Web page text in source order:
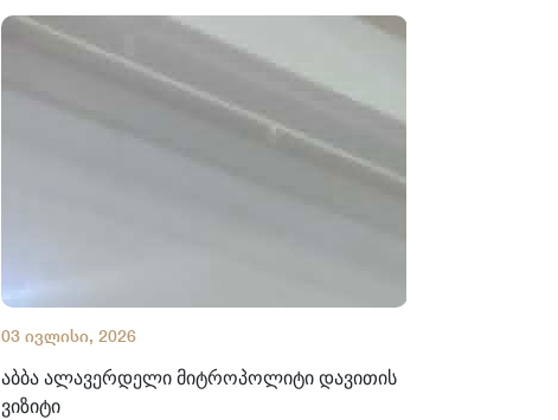
03 ივლისი, 2026
აბბა ალავერდელი მიტროპოლიტი დავითის
ვიზიტი